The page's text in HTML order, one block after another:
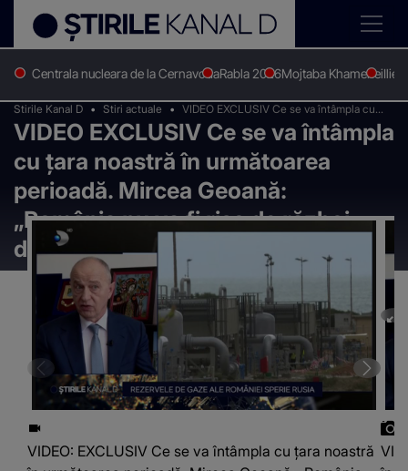
Centrala nucleara de la CernavodaRabla 2026Mojtaba KhameneiIlie
Stirile Kanal D Stiri actuale
VIDEO EXCLUSIV Ce se va întâmpla cu
țara noastră în următoarea perioadă.
Mircea Geoană: „România nu va fi risc de
război direct”
VIDEO EXCLUSIV Ce se va întâmpla
cu țara noastră în următoarea
perioadă. Mircea Geoană:
„România nu va fi risc de război
direct”
VIDEO: EXCLUSIV Ce se va întâmpla cu țara noastră